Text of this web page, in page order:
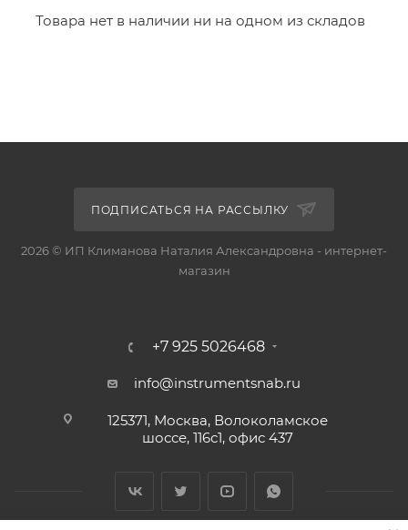
Товара нет в наличии ни на одном из складов
ПОДПИСАТЬСЯ НА РАССЫЛКУ
2026 © ИП Климанова Наталия Александровна - интернет-
магазин
+7 925 5026468
info@instrumentsnab.ru
125371, Москва, Волоколамское
шоссе, 116с1, офис 437